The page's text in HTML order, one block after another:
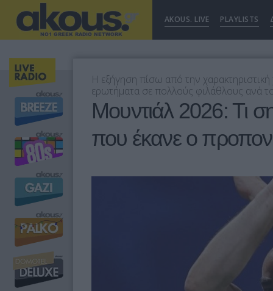
AKOUS. LIVE PLAYLISTS
Η εξήγηση πίσω από την
ερωτήματα σε πολλούς φιλάθλους ανά
Μουντιάλ 2026: Τι
που έκανε ο